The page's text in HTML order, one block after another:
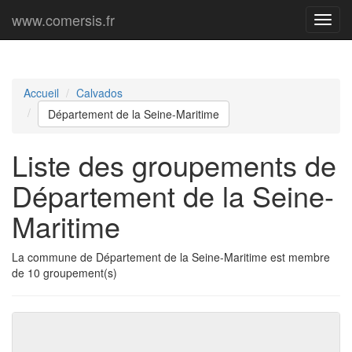
Menu
www.comersis.fr
Accueil
Calvados
Département de la Seine-Maritime
Liste des groupements de
Département de la Seine-
Maritime
La commune de Département de la Seine-Maritime est membre
de 10 groupement(s)